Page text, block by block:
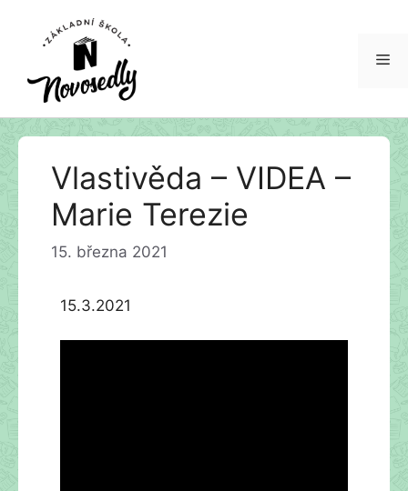
Přeskočit
Vlastivěda – VIDEA –
Marie Terezie
15. března 2021
15.3.2021